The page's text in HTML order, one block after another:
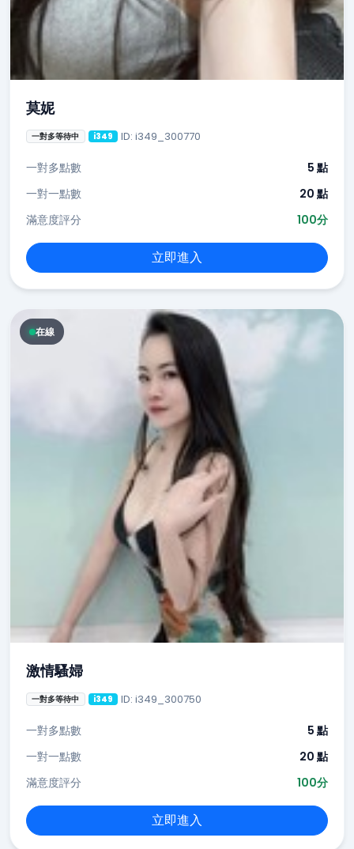
莫妮
一對多等待中 i349 ID: i349_300770
一對多點數
5 點
一對一點數
20 點
滿意度評分
100分
立即進入
在線
激情騷婦
一對多等待中 i349 ID: i349_300750
一對多點數
5 點
一對一點數
20 點
滿意度評分
100分
立即進入